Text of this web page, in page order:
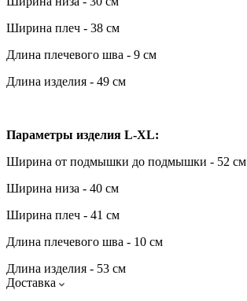
Ширина плеч - 38 см
Длина плечевого шва - 9 см
Длина изделия - 49 см
Параметры изделия L-XL:
Ширина от подмышки до подмышки - 52 см
Ширина низа - 40 см
Ширина плеч - 41 см
Длина плечевого шва - 10 см
Длина изделия - 53 см
Доставка